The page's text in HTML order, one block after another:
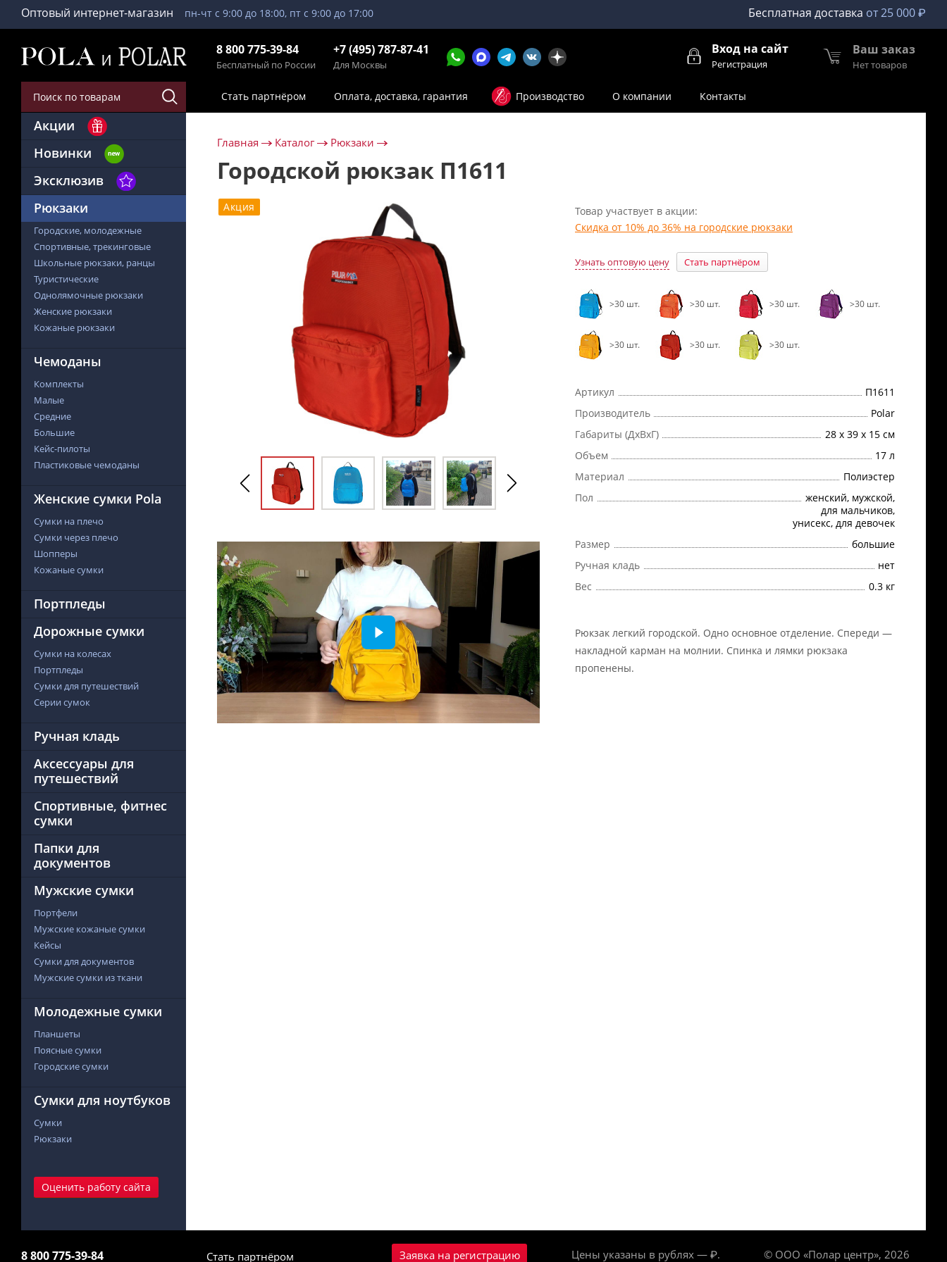
Оптовый интернет-магазин пн-чт с 9:00 до 18:00, пт с 9:00 до 17:00 Бесплатная доставка от 25 000 ₽
8 800 775-39-84
Бесплатный по России
+7 (495) 787-87-41
Для Москвы
Вход на сайт
Регистрация
Ваш заказ
Нет товаров
Стать партнёром Оплата, доставка, гарантия Производство О компании Контакты
Акции
Новинки
Эксклюзив
Рюкзаки
Городские, молодежные
Спортивные, трекинговые
Школьные рюкзаки, ранцы
Туристические
Однолямочные рюкзаки
Женские рюкзаки
Кожаные рюкзаки
Чемоданы
Комплекты
Малые
Средние
Большие
Кейс-пилоты
Пластиковые чемоданы
Женские сумки Pola
Сумки на плечо
Сумки через плечо
Шопперы
Кожаные сумки
Портпледы
Дорожные сумки
Сумки на колесах
Портпледы
Сумки для путешествий
Серии сумок
Ручная кладь
Аксессуары для
путешествий
Спортивные, фитнес
сумки
Папки для
документов
Мужские сумки
Портфели
Мужские кожаные сумки
Кейсы
Сумки для документов
Мужские сумки из ткани
Молодежные сумки
Планшеты
Поясные сумки
Городские сумки
Сумки для ноутбуков
Сумки
Рюкзаки
Оценить работу сайта
Главная Каталог Рюкзаки
Городской рюкзак П1611
Акция
Товар участвует в акции:
Скидка от 10% до 36% на городские рюкзаки
Узнать оптовую цену Стать партнёром
>30 шт. >30 шт. >30 шт. >30 шт.
>30 шт. >30 шт. >30 шт.
Артикул
П1611
Производитель
Polar
Габариты (ДхВхГ)
28 x 39 x 15 см
Объем
17 л
Материал
Полиэстер
Пол
женский, мужской,
для мальчиков,
унисекс, для девочек
Размер
большие
Ручная кладь
нет
Вес
0.3 кг
Рюкзак легкий городской. Одно основное отделение. Спереди —
накладной карман на молнии. Спинка и лямки рюкзака
пропенены.
8 800 775-39-84 Стать партнёром Заявка на регистрацию Цены указаны в рублях — ₽. © ООО «Полар центр», 2026